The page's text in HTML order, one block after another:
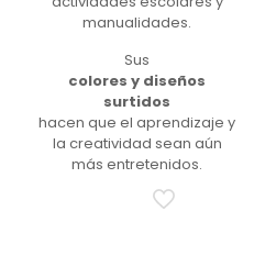
manualidades.
Sus
colores y diseños
surtidos
hacen que el aprendizaje y
la creatividad sean aún
más entretenidos.